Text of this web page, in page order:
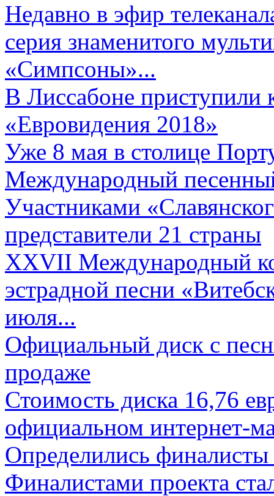
Недавно в эфир
серия знаменитого
«Симпсоны»...
В Лиссабоне приступили
«Евровидения 2018»
Уже 8 мая в столице
Международный
Участниками
представители 21 страны
XXVII Международный
эстрадной песни
июля...
Официальный диск с
продаже
Стоимость диска 16,76
официальном интернет-
Определились
Финалистами проекта